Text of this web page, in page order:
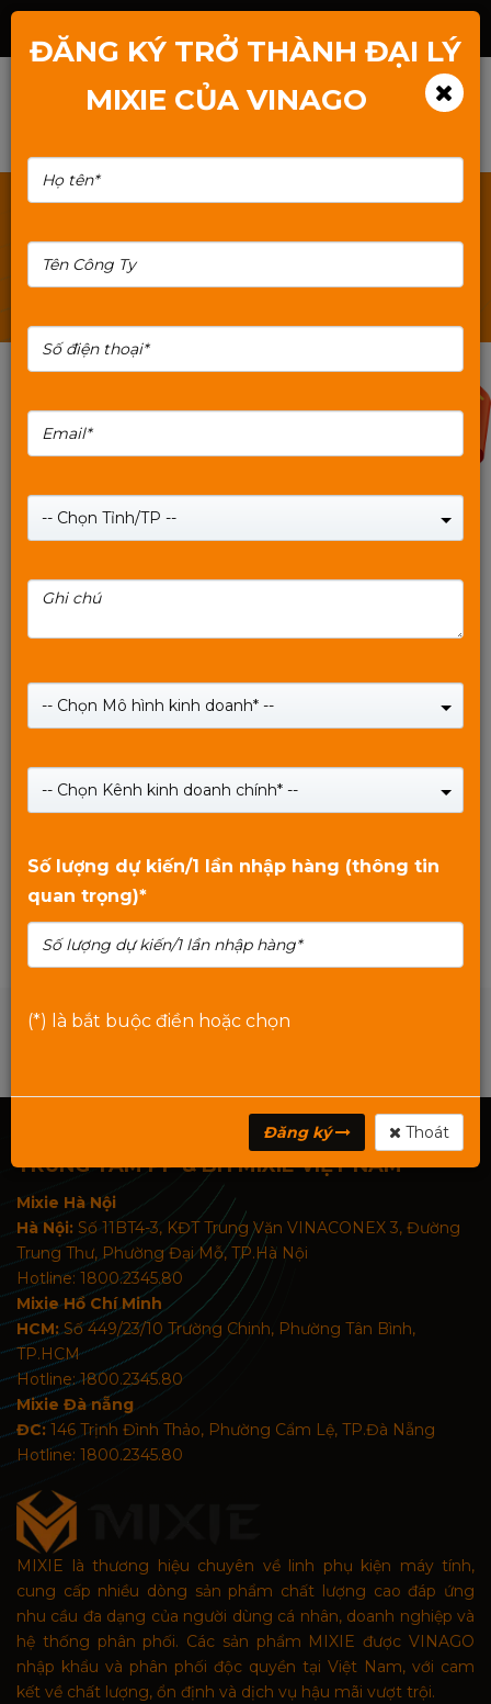
10%
4 ANTENA WIFI BẢO HÀNH 12 THÁNG - NEW 2022
Giá:1,290,000₫
SHOP NOW
3
5
TRUNG TÂM PP & BH MIXIE VIỆT NAM
Mixie Hà Nội
Hà Nội: Số 11BT4-3, KĐT Trung Văn VINACONEX 3, Đường
Trung Thư, Phường Đại Mỗ, TP.Hà Nội
Hotline: 1800.2345.80
Mixie Hồ Chí Minh
HCM:Số 449/23/10 Trường Chinh, Phường Tân Bình,
TP.HCM
Hotline: 1800.2345.80
Mixie Đà nẵng
ĐC: 146 Trịnh Đình Thảo, Phường Cẩm Lệ, TP.Đà Nẵng
Hotline: 1800.2345.80
MIXIE là thương hiệu chuyên về linh phụ kiện máy tính,
cung cấp nhiều dòng sản phẩm chất lượng cao đáp ứng
nhu cầu đa dạng của người dùng cá nhân, doanh nghiệp và
hệ thống phân phối. Các sản phẩm MIXIE được VINAGO
nhập khẩu và phân phối độc quyền tại Việt Nam, với cam
kết về chất lượng, ổn định và dịch vụ hậu mãi vượt trội.
ĐĂNG KÝ TRỞ THÀNH ĐẠI LÝ
MIXIE CỦA VINAGO
-- Chọn Tỉnh/TP --
-- Chọn Mô hình kinh doanh* --
-- Chọn Kênh kinh doanh chính* --
Số lượng dự kiến/1 lần nhập hàng (thông tin
quan trọng)*
(*) là bắt buộc điền hoặc chọn
Đăng ký Thoát